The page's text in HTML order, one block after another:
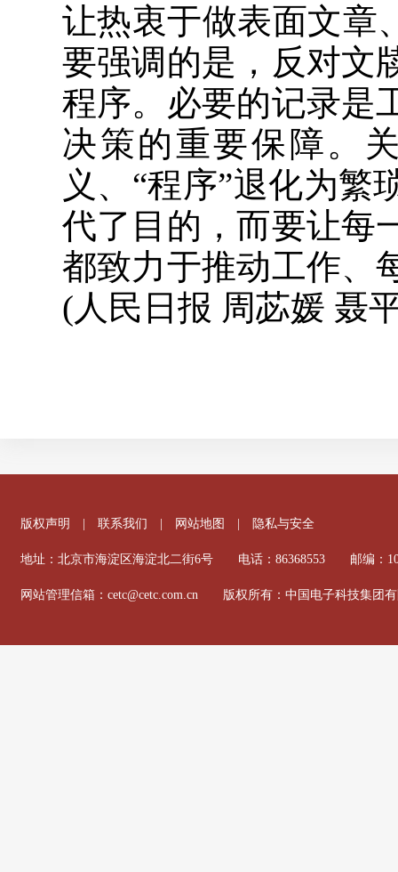
让热衷于做表面文章
要强调的是，反对文
程序。必要的记录是
决策的重要保障。
义、“程序”退化为繁
代了目的，而要让每
都致力于推动工作、
(人民日报 周苾媛 聂
版权声明 联系我们 网站地图 隐私与安全
地址：北京市海淀区海淀北二街6号 电话：86368553 邮编：
网站管理信箱：cetc@cetc.com.cn 版权所有：中国电子科技集团